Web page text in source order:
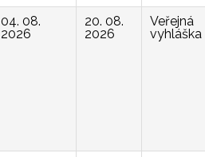
04. 08.
2026
20. 08.
2026
Veřejná
vyhláška